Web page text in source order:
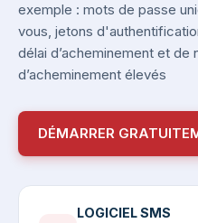
exemple : mots de passe
vous, jetons
délai d’acheminement et de
d’acheminement élevés
DÉMARRER
LOGICIEL SMS